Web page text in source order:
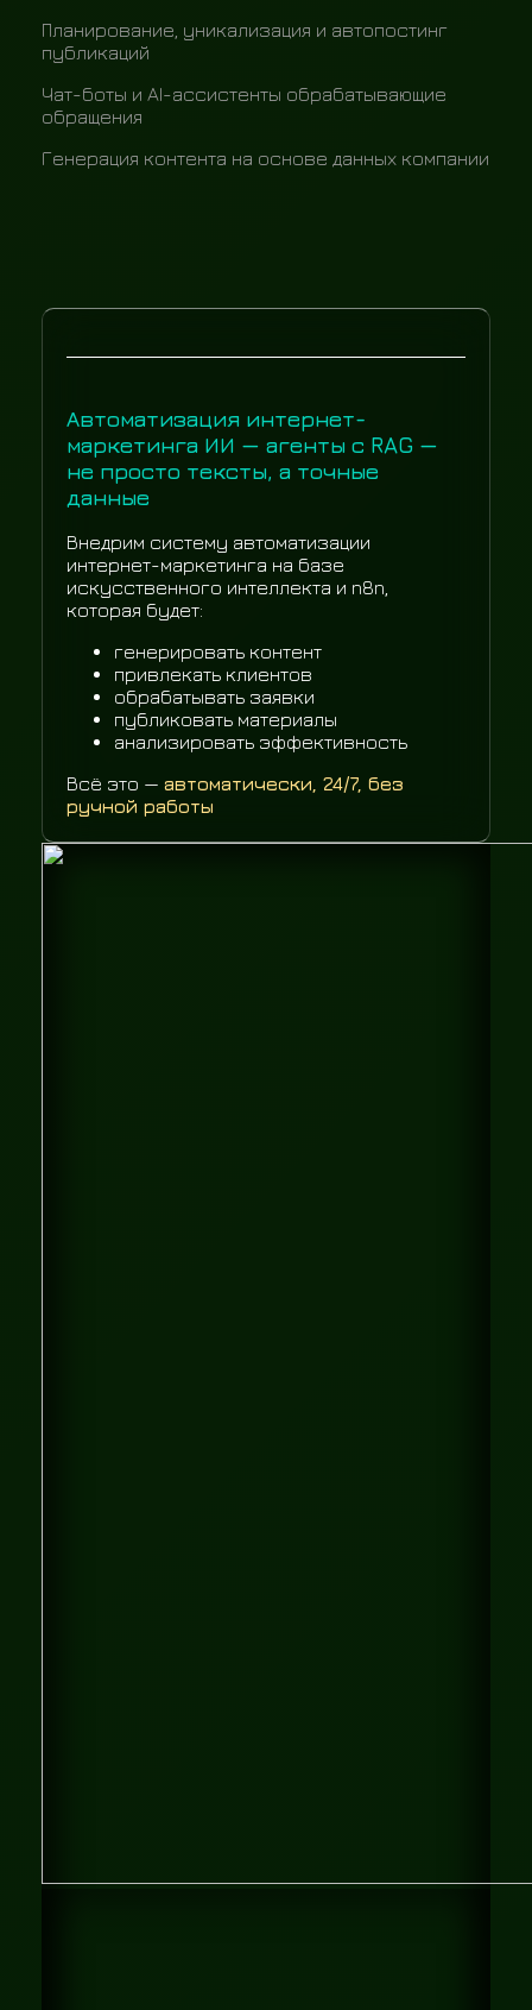
Планирование, уникализация и автопостинг
публикаций
Чат-боты и AI-ассистенты обрабатывающие
обращения
Генерация контента на основе данных компании
Автоматизация интернет-
маркетинга ИИ — агенты с RAG —
не просто тексты, а точные
данные
Внедрим систему автоматизации
интернет-маркетинга на базе
искусственного интеллекта и n8n,
которая будет:
генерировать контент
привлекать клиентов
обрабатывать заявки
публиковать материалы
анализировать эффективность
Всё это — автоматически, 24/7, без
ручной работы